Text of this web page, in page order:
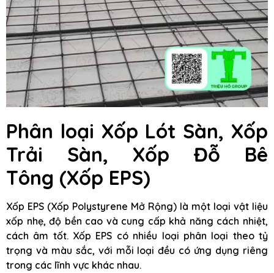
Phân loại Xốp Lót Sàn, Xốp
Trải Sàn, Xốp Đỗ Bê
Tông (Xốp EPS)
Xốp EPS (Xốp Polystyrene Mở Rộng) là một loại vật liệu
xốp nhẹ, độ bền cao và cung cấp khả năng cách nhiệt,
cách âm tốt. Xốp EPS có nhiều loại phân loại theo tỷ
trọng và màu sắc, với mỗi loại đều có ứng dụng riêng
trong các lĩnh vực khác nhau.